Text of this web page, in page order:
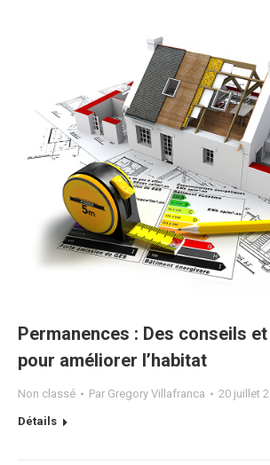
Permanences : Des conseils
pour améliorer l’habitat
Non classé Par Gregory Villafranca 20 juillet
Détails